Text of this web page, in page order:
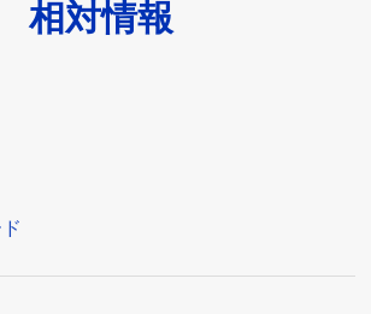
相対情報